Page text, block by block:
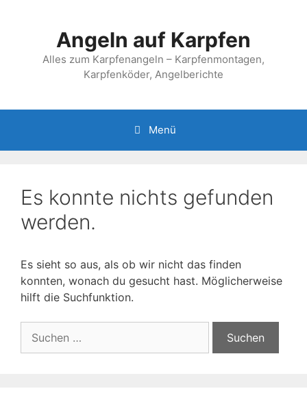
Angeln auf Karpfen
Alles zum Karpfenangeln – Karpfenmontagen,
Karpfenköder, Angelberichte
Menü
Es konnte nichts gefunden
werden.
Es sieht so aus, als ob wir nicht das finden
konnten, wonach du gesucht hast. Möglicherweise
hilft die Suchfunktion.
nach: